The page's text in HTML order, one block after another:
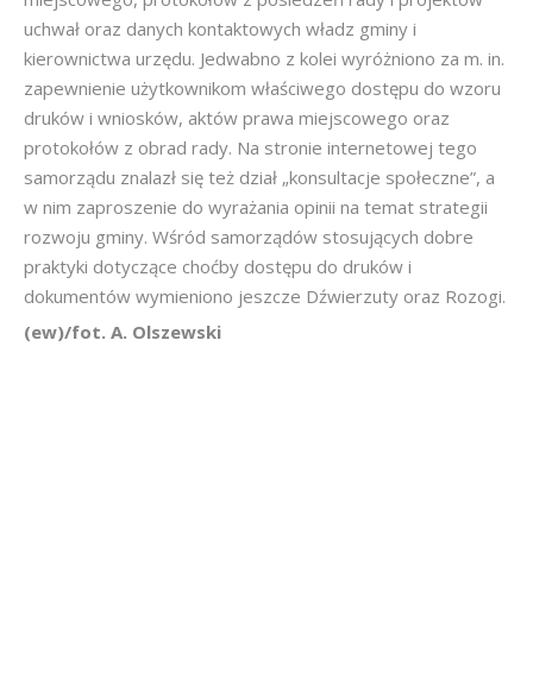
uchwał oraz danych kontaktowych władz gminy i
kierownictwa urzędu. Jedwabno z kolei wyróżniono za m. in.
zapewnienie użytkownikom właściwego dostępu do wzoru
druków i wniosków, aktów prawa miejscowego oraz
protokołów z obrad rady. Na stronie internetowej tego
samorządu znalazł się też dział „konsultacje społeczne”, a
w nim zaproszenie do wyrażania opinii na temat strategii
rozwoju gminy. Wśród samorządów stosujących dobre
praktyki dotyczące choćby dostępu do druków i
dokumentów wymieniono jeszcze Dźwierzuty oraz Rozogi.
(ew)/fot. A. Olszewski